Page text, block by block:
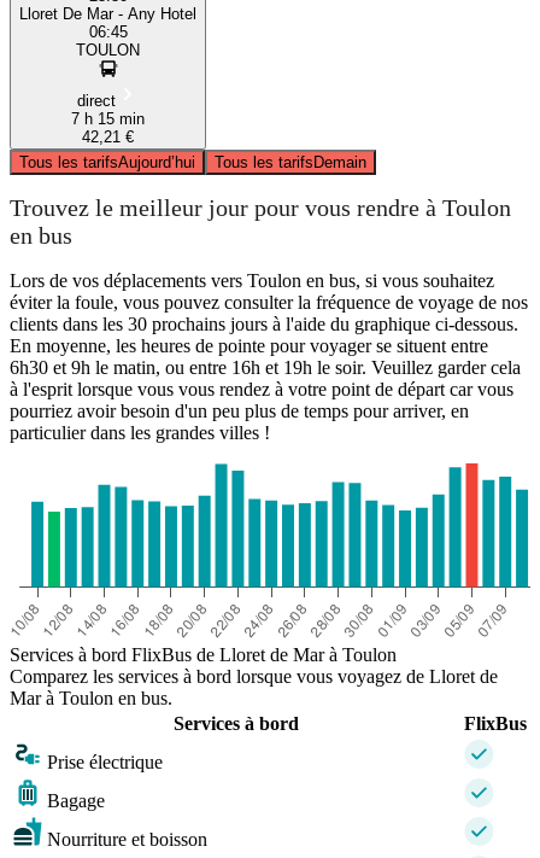
Lloret De Mar - Any Hotel
06:45
TOULON
direct
7 h 15 min
42,21 €
Tous les tarifsAujourd’hui Tous les tarifsDemain
Trouvez le meilleur jour pour vous rendre à Toulon
en bus
Lors de vos déplacements vers Toulon en bus, si vous souhaitez
éviter la foule, vous pouvez consulter la fréquence de voyage de nos
clients dans les 30 prochains jours à l'aide du graphique ci-dessous.
En moyenne, les heures de pointe pour voyager se situent entre
6h30 et 9h le matin, ou entre 16h et 19h le soir. Veuillez garder cela
à l'esprit lorsque vous vous rendez à votre point de départ car vous
pourriez avoir besoin d'un peu plus de temps pour arriver, en
particulier dans les grandes villes !
Services à bord FlixBus de Lloret de Mar à Toulon
Comparez les services à bord lorsque vous voyagez de Lloret de
Mar à Toulon en bus.
Services à bord
FlixBus
Prise électrique
Bagage
Nourriture et boisson